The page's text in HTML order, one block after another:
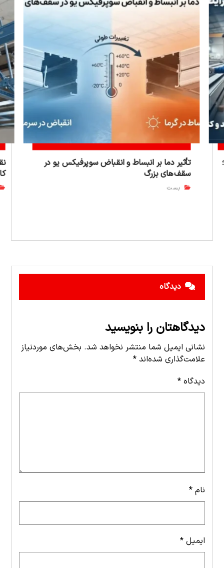
تأثیر دما بر انبساط و انقباض سوپرفیکس یو در
سقف‌های بزرگ
بست
دیدگاه
دیدگاهتان را بنویسید
نشانی ایمیل شما منتشر نخواهد شد. بخش‌های موردنیاز
علامت‌گذاری شده‌اند*
دیدگاه*
نام*
ایمیل*